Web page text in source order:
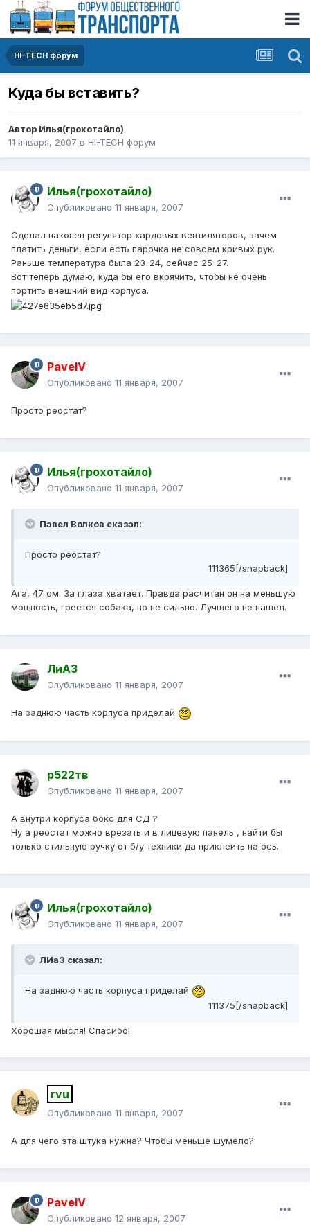
HI-TECH форум
Куда бы вставить?
Автор Илья(грохотайло)
11 января, 2007 в HI-TECH форум
Илья(грохотайло)
Опубликовано 11 января, 2007
Сделал наконец регулятор хардовых вентиляторов, зачем
платить деньги, если есть парочка не совсем кривых рук.
Раньше температура была 23-24, сейчас 25-27.
Вот теперь думаю, куда бы его вкрячить, чтобы не очень
портить внешний вид корпуса.
PavelV
Опубликовано 11 января, 2007
Просто реостат?
Илья(грохотайло)
Опубликовано 11 января, 2007
Павел Волков сказал:
Просто реостат?
111365[/snapback]
Ага, 47 ом. За глаза хватает. Правда расчитан он на меньшую
мощность, греется собака, но не сильно. Лучшего не нашёл.
ЛиАЗ
Опубликовано 11 января, 2007
На заднюю часть корпуса приделай
р522тв
Опубликовано 11 января, 2007
А внутри корпуса бокс для СД ?
Ну а реостат можно врезать и в лицевую панель , найти бы
только стильную ручку от б/у техники да приклеить на ось.
Илья(грохотайло)
Опубликовано 11 января, 2007
ЛИаЗ сказал:
На заднюю часть корпуса приделай
111375[/snapback]
Хорошая мысля! Спасибо!
rvu
Опубликовано 11 января, 2007
А для чего эта штука нужна? Чтобы меньше шумело?
PavelV
Опубликовано 12 января, 2007